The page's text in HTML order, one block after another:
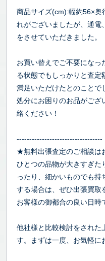
商品サイズ(cm):幅約56×奥
れがございましたが、通電
をさせていただきました。
お買い替えでご不要になっ
る状態でもしっかりと査定
満足いただけたとのことで
処分にお困りのお品がござ
絡ください！
----------------------------------
★無料出張査定のご相談は
ひとつの品物が大きすぎた
ったり、細かいものでも持
する場合は、ぜひ出張買取
お客様の御都合の良い日時
他社様と比較検討をされた
す。まずは一度、お気軽に